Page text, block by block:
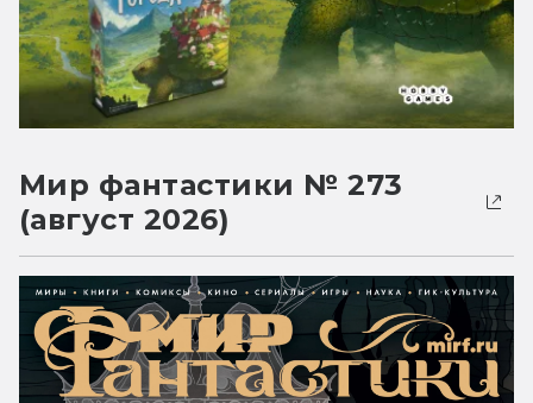
Мир фантастики № 273
(август 2026)